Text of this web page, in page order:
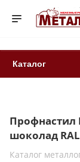
Каталог
Профнастил
шоколад
Каталог